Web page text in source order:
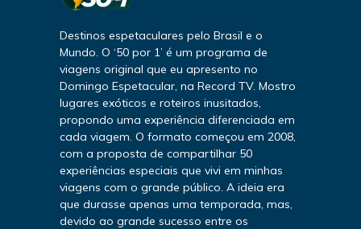
Destinos espetaculares pelo Brasil e o
Mundo. O ‘50 por 1’ é um programa de
viagens original que eu apresento no
Domingo Espetacular, na Record TV. Mostro
lugares exóticos e roteiros inusitados,
propondo uma experiência diferenciada em
cada viagem. O formato começou em 2008,
com a proposta de compartilhar 50
experiências especiais que vivi em minhas
viagens com o grande público. A ideia era
que durasse apenas uma temporada, mas,
devido ao grande sucesso entre os